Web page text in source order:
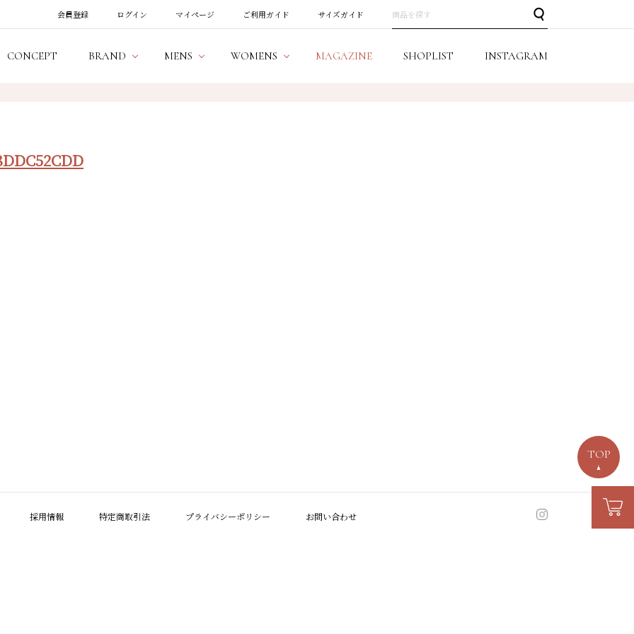
会員登録 ログイン マイページ ご利用ガイド サイズガイド
CONCEPT BRAND MENS WOMENS MAGAZINE SHOPLIST INSTAGRAM
TOP
採用情報 特定商取引法 プライバシーポリシー お問い合わせ